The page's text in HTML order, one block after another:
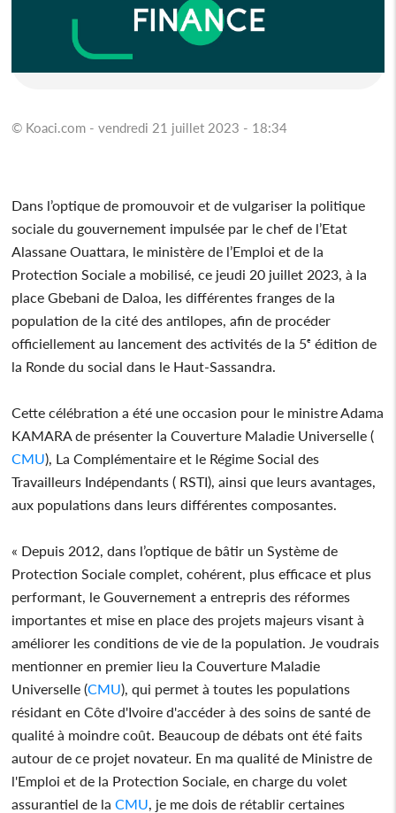
© Koaci.com - vendredi 21 juillet 2023 - 18:34
Dans l’optique de promouvoir et de vulgariser la politique
sociale du gouvernement impulsée par le chef de l’Etat
Alassane Ouattara, le ministère de l’Emploi et de la
Protection Sociale a mobilisé, ce jeudi 20 juillet 2023, à la
place Gbebani de Daloa, les différentes franges de la
population de la cité des antilopes, afin de procéder
officiellement au lancement des activités de la 5ᵉ édition de
la Ronde du social dans le Haut-Sassandra.
Cette célébration a été une occasion pour le ministre Adama
KAMARA de présenter la Couverture Maladie Universelle (
CMU), La Complémentaire et le Régime Social des
Travailleurs Indépendants ( RSTI), ainsi que leurs avantages,
aux populations dans leurs différentes composantes.
« Depuis 2012, dans l’optique de bâtir un Système de
Protection Sociale complet, cohérent, plus efficace et plus
performant, le Gouvernement a entrepris des réformes
importantes et mise en place des projets majeurs visant à
améliorer les conditions de vie de la population. Je voudrais
mentionner en premier lieu la Couverture Maladie
Universelle (CMU), qui permet à toutes les populations
résidant en Côte d'Ivoire d'accéder à des soins de santé de
qualité à moindre coût. Beaucoup de débats ont été faits
autour de ce projet novateur. En ma qualité de Ministre de
l'Emploi et de la Protection Sociale, en charge du volet
assurantiel de laCMU , je me dois de rétablir certaines